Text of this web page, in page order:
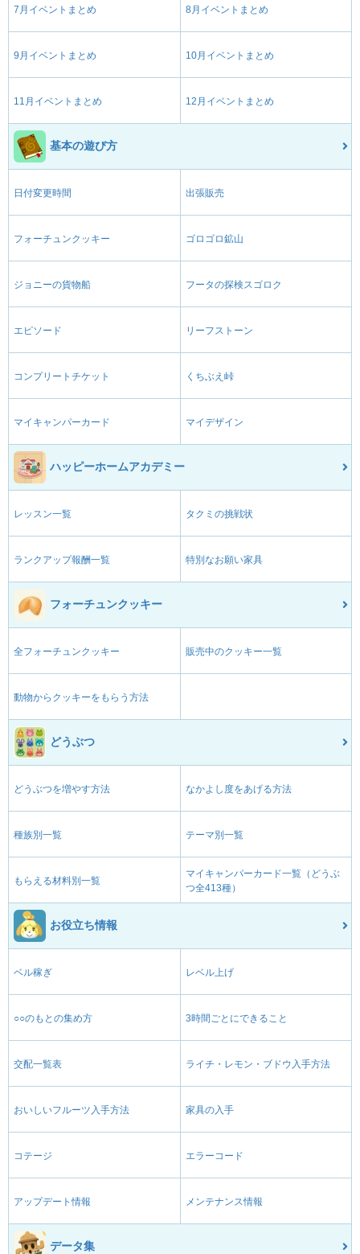
7月イベントまとめ 8月イベントまとめ
9月イベントまとめ 10月イベントまとめ
11月イベントまとめ 12月イベントまとめ
基本の遊び方
日付変更時間 出張販売
フォーチュンクッキー ゴロゴロ鉱山
ジョニーの貨物船 フータの探検スゴロク
エピソード リーフストーン
コンプリートチケット くちぶえ峠
マイキャンパーカード マイデザイン
ハッピーホームアカデミー
レッスン一覧 タクミの挑戦状
ランクアップ報酬一覧 特別なお願い家具
フォーチュンクッキー
全フォーチュンクッキー 販売中のクッキー一覧
動物からクッキーをもらう方法
どうぶつ
どうぶつを増やす方法 なかよし度をあげる方法
種族別一覧 テーマ別一覧
もらえる材料別一覧
マイキャンパーカード一覧（どうぶ
つ全413種）
お役立ち情報
ベル稼ぎ レベル上げ
○○のもとの集め方 3時間ごとにできること
交配一覧表 ライチ・レモン・ブドウ入手方法
おいしいフルーツ入手方法 家具の入手
コテージ エラーコード
アップデート情報 メンテナンス情報
データ集